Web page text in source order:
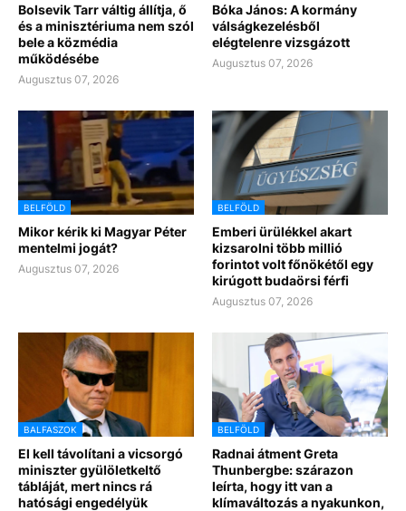
Bolsevik Tarr váltig állítja, ő
és a minisztériuma nem szól
bele a közmédia
működésébe
Augusztus 07, 2026
Bóka János: A kormány
válságkezelésből
elégtelenre vizsgázott
Augusztus 07, 2026
BELFÖLD
Mikor kérik ki Magyar Péter
mentelmi jogát?
Augusztus 07, 2026
BELFÖLD
Emberi ürülékkel akart
kizsarolni több millió
forintot volt főnökétől egy
kirúgott budaörsi férfi
Augusztus 07, 2026
BALFASZOK
El kell távolítani a vicsorgó
miniszter gyülöletkeltő
tábláját, mert nincs rá
hatósági engedélyük
BELFÖLD
Radnai átment Greta
Thunbergbe: szárazon
leírta, hogy itt van a
klímaváltozás a nyakunkon,